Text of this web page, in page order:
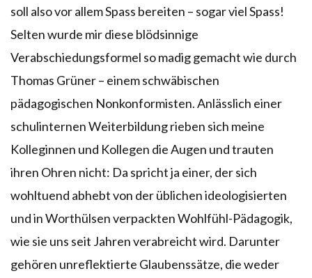
soll also vor allem Spass bereiten – sogar viel Spass!
Selten wurde mir diese blödsinnige
Verabschiedungsformel so madig gemacht wie durch
Thomas Grüner – einem schwäbischen
pädagogischen Nonkonformisten. Anlässlich einer
schulinternen Weiterbildung rieben sich meine
Kolleginnen und Kollegen die Augen und trauten
ihren Ohren nicht: Da spricht ja einer, der sich
wohltuend abhebt von der üblichen ideologisierten
und in Worthülsen verpackten Wohlfühl-Pädagogik,
wie sie uns seit Jahren verabreicht wird. Darunter
gehören unreflektierte Glaubenssätze, die weder